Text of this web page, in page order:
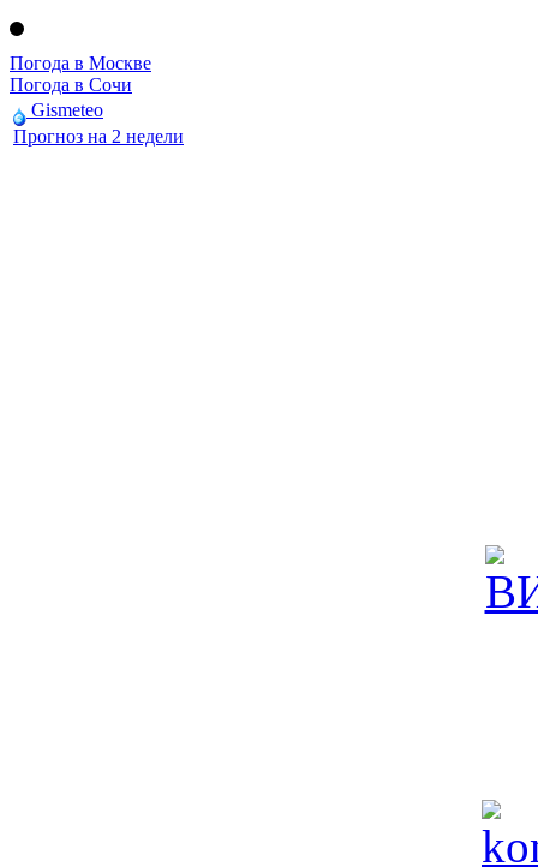
Погода в Москве
Погода в Сочи
Gismeteo
Прогноз на 2 недели